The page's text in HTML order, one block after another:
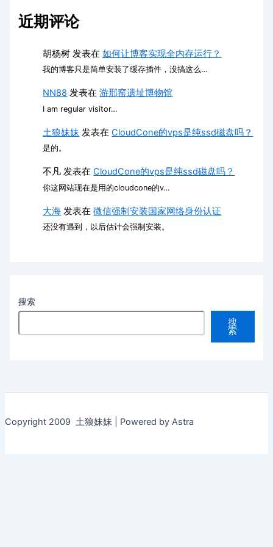
近期评论
胡杨树 发表在如何让博客实现全内存运行？
我的博客只是简单安装了缓存插件，没搞这么…
NN88 发表在游邢窑遗址博物馆
I am regular visitor…
土狼妹妹 发表在CloudCone的vps是纯ssd磁盘吗？
是的。
不凡 发表在CloudCone的vps是纯ssd磁盘吗？
你这网站现在是用的cloudcone的v…
大海 发表在微信强制安装国家网络身份认证
还没有遇到，以后估计会强制安装。
搜索
搜
索
Copyright 2009 土狼妹妹 | Powered by Astra